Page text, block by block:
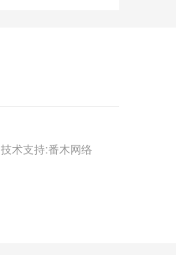
技术支持:番木网络